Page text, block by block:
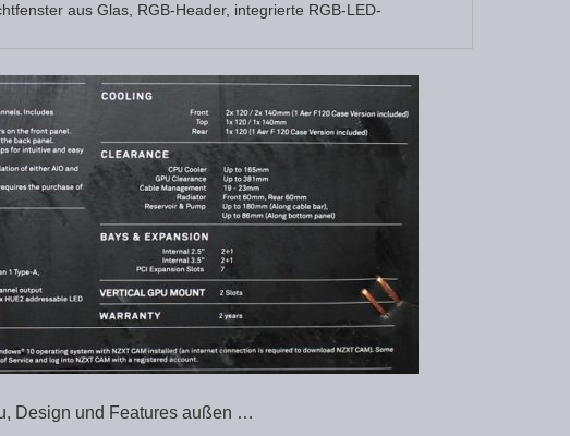
aus Glas, RGB-Header, integrierte RGB-LED-
Design und Features außen …